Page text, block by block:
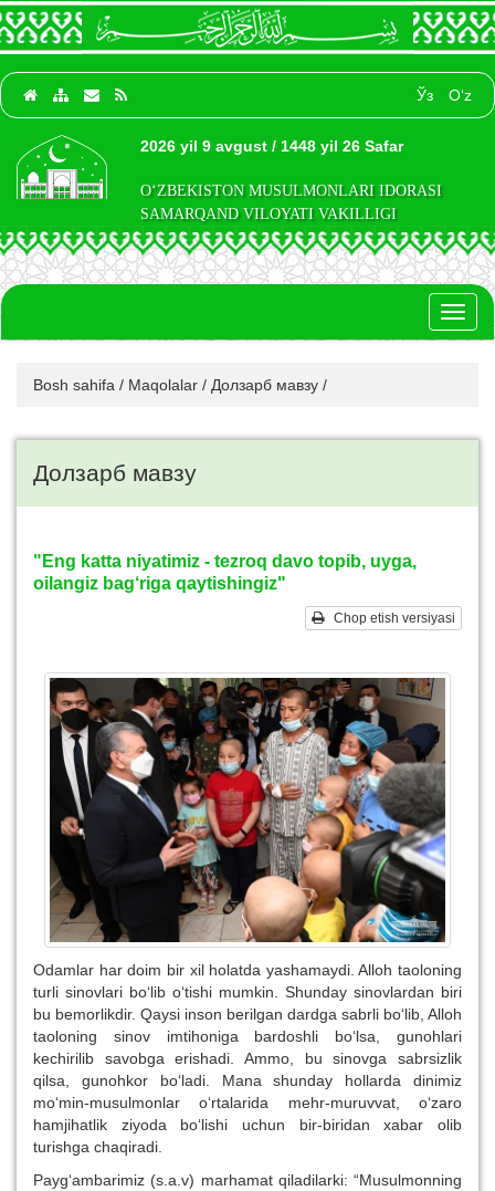
Ўз O‘z
2026 yil 9 avgust / 1448 yil 26 Safar
O‘ZBEKISTON MUSULMONLARI IDORASI
SAMARQAND VILOYATI VAKILLIGI
Bosh sahifa / Maqolalar / Долзарб мавзу /
Долзарб мавзу
"Eng katta niyatimiz - tezroq davo topib, uyga,
oilangiz bag‘riga qaytishingiz"
Chop etish versiyasi
Odamlar har doim bir xil holatda yashamaydi. Alloh taoloning
turli sinovlari bo‘lib o‘tishi mumkin. Shunday sinovlardan biri
bu bemorlikdir. Qaysi inson berilgan dardga sabrli bo‘lib, Alloh
taoloning sinov imtihoniga bardoshli bo‘lsa, gunohlari
kechirilib savobga erishadi. Ammo, bu sinovga sabrsizlik
qilsa, gunohkor bo‘ladi. Mana shunday hollarda dinimiz
mo‘min-musulmonlar o‘rtalarida mehr-muruvvat, o‘zaro
hamjihatlik ziyoda bo‘lishi uchun bir-biridan xabar olib
turishga chaqiradi.
Payg‘ambarimiz (s.a.v) marhamat qiladilarki: “Musulmonning